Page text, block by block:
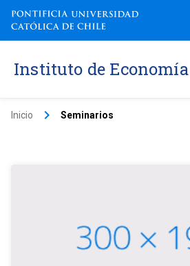
Instituto de Economía
Inicio keyboard_arrow_right Seminarios